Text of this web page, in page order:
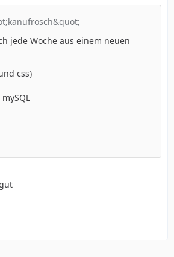
jede Woche aus einem neuen
css)